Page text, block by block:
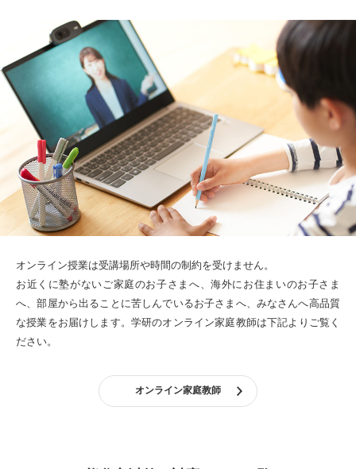
オンライン授業は受講場所や時間の制約を受けません。
お近くに塾がないご家庭のお子さまへ、海外にお住まいのお子さま
へ、部屋から出ることに苦しんでいるお子さまへ、みなさんへ高品質
な授業をお届けします。 学研のオンライン家庭教師は下記よりご覧く
ださい。
オンライン家庭教師